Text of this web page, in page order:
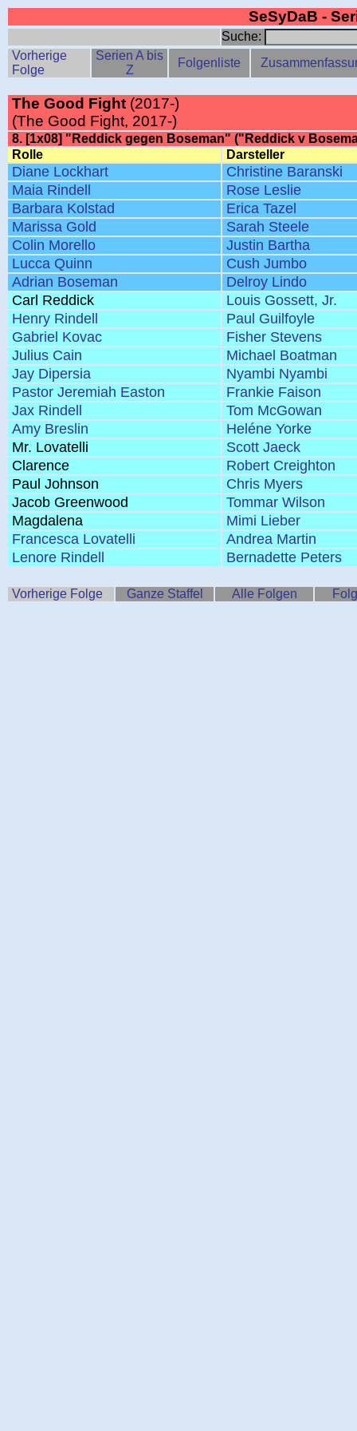
SeSyDaB -
Suche:
Vorherige
Folge
Serien A bis
Z
Folgenliste
The Good Fight (2017-)
(The Good Fight, 2017-)
8. [1x08] "Reddick gegen Boseman" ("Reddick v
Rolle
Darsteller
Diane Lockhart
Christine Baranski
Maia Rindell
Rose Leslie
Barbara Kolstad
Erica Tazel
Marissa Gold
Sarah Steele
Colin Morello
Justin Bartha
Lucca Quinn
Cush Jumbo
Adrian Boseman
Delroy Lindo
Carl Reddick
Louis Gossett, Jr.
Henry Rindell
Paul Guilfoyle
Gabriel Kovac
Fisher Stevens
Julius Cain
Michael Boatman
Jay Dipersia
Nyambi Nyambi
Pastor Jeremiah Easton
Frankie Faison
Jax Rindell
Tom McGowan
Amy Breslin
Heléne Yorke
Mr. Lovatelli
Scott Jaeck
Clarence
Robert Creighton
Paul Johnson
Chris Myers
Jacob Greenwood
Tommar Wilson
Magdalena
Mimi Lieber
Francesca Lovatelli
Andrea Martin
Lenore Rindell
Bernadette Peters
Vorherige Folge Ganze Staffel Alle Folgen